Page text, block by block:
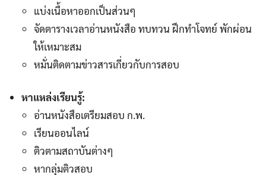
แบ่งเนื้อหาออกเป็นส่วนๆ
จัดตารางเวลาอ่านหนังสือ ทบทวน ฝึกทำโจทย์ พักผ่อน
ให้เหมาะสม
หมั่นติดตามข่าวสารเกี่ยวกับการสอบ
หาแหล่งเรียนรู้:
อ่านหนังสือเตรียมสอบ ก.พ.
เรียนออนไลน์
ติวตามสถาบันต่างๆ
หากลุ่มติวสอบ